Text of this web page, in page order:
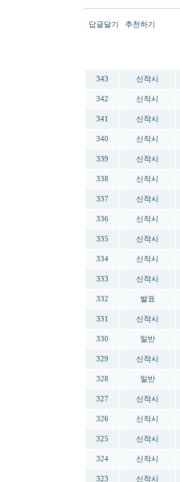
답글달기 추천하기
343 신작시
342 신작시
341 신작시
340 신작시
339 신작시
338 신작시
337 신작시
336 신작시
335 신작시
334 신작시
333 신작시
332 발표
331 신작시
330 일반
329 신작시
328 일반
327 신작시
326 신작시
325 신작시
324 신작시
323 신작시